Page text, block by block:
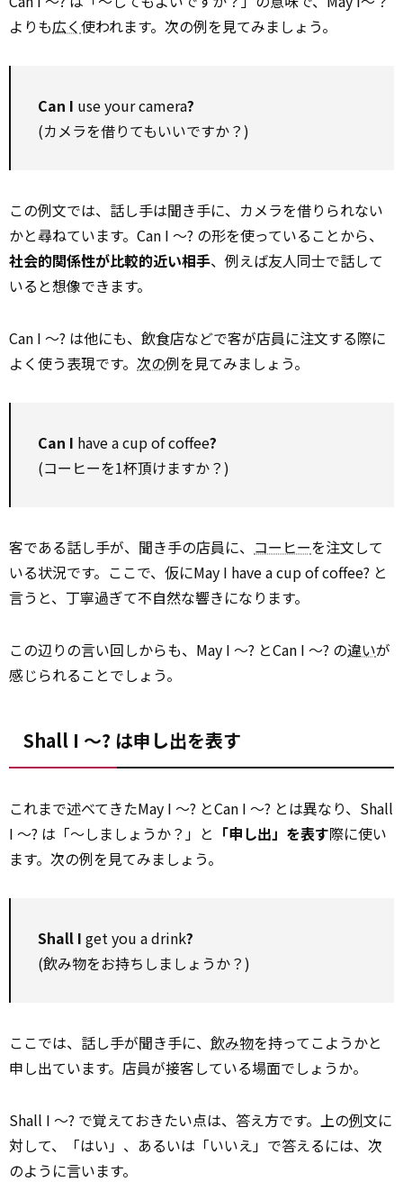
よりも広く使われます。次の例を見てみましょう。
Can I use your camera?
(カメラを借りてもいいですか？)
この例文では、話し手は聞き手に、カメラを借りられない
かと尋ねています。Can I ～? の形を使っていることから、
社会的関係性が比較的近い相手、例えば友人同士で話して
いると想像できます。
Can I ～? は他にも、飲食店などで客が店員に注文する際に
よく使う表現です。 次の例を見てみましょう。
Can I have a cup of coffee?
(コーヒーを1杯頂けますか？)
客である話し手が、聞き手の店員に、 コーヒーを注文して
いる状況です。ここで、仮にMay I have a cup of coffee? と
言うと、丁寧過ぎて不自然な響きになります。
この辺りの言い回しからも、May I ～? とCan I ～? の違いが
感じられることでしょう。
Shall I ～? は申し出を表す
これまで述べてきたMay I ～? とCan I ～? とは異なり、Shall
I ～? は「～しましょうか？」と 「申し出」を表す際に使い
ます。次の例を見てみましょう。
Shall I get you a drink?
(飲み物をお持ちしましょうか？)
ここでは、話し手が聞き手に、 飲み物を持ってこようかと
申し出ています。店員が接客している場面でしょうか。
Shall I ～? で覚えておきたい点は、答え方です。上の例文に
対して、「はい」、あるいは「いいえ」で答えるには、次
のように言います。